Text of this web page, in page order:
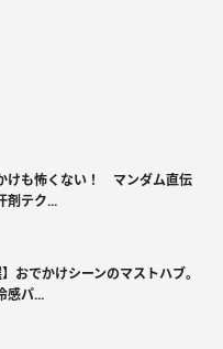
けも怖くない！ マンダム直伝
剤テク...
おでかけシーンのマストハブ。
感パ...